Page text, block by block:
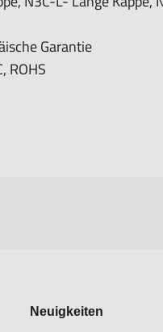
Garantie
ROHS
Neuigkeiten